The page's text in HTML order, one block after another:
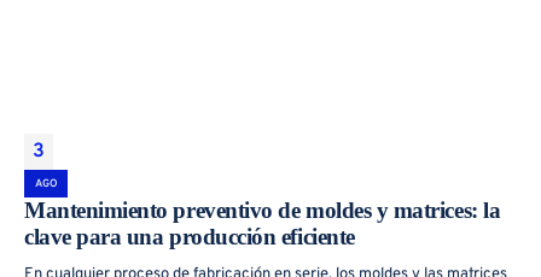
3
AGO
Mantenimiento preventivo de moldes y matrices: la
clave para una producción eficiente
Industrias Mical es una empresa dedicada a la inyección de plásticos y de
metales ubicada en el Polígono Industrial Campollano de Albacete.